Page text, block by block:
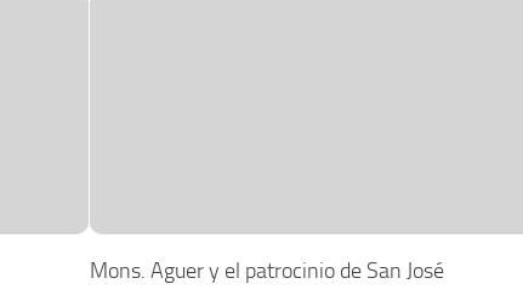
Mons. Aguer y el patrocinio de San José